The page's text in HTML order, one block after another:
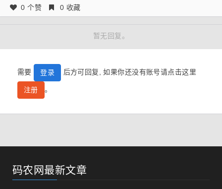
0 个赞 0 收藏
暂无回复。
需要 登录 后方可回复, 如果你还没有账号请点击这里
注册 。
码农网最新文章